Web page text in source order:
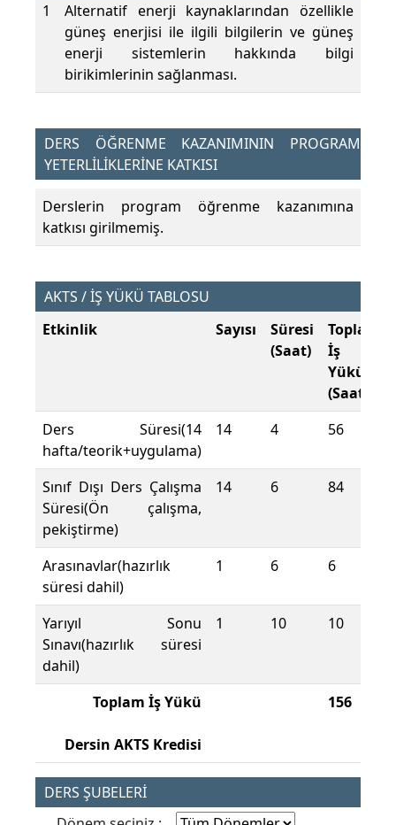
1
Alternatif enerji kaynaklarından özellikle
güneş enerjisi ile ilgili bilgilerin ve güneş
enerji sistemlerin hakkında bilgi
birikimlerinin sağlanması.
DERS ÖĞRENME KAZANIMININ PROGRAM
YETERLİLİKLERİNE KATKISI
Derslerin program öğrenme kazanımına
katkısı girilmemiş.
AKTS / İŞ YÜKÜ TABLOSU
Etkinlik
Sayısı
Süresi
(Saat)
Toplam
İş
Yükü
(Saat)
Ders Süresi(14
hafta/teorik+uygulama)
14 4 56
Sınıf Dışı Ders Çalışma
Süresi(Ön çalışma,
pekiştirme)
14 6 84
Arasınavlar(hazırlık
süresi dahil)
1 6 6
Yarıyıl Sonu
Sınavı(hazırlık süresi
dahil)
1 10 10
Toplam İş Yükü
Dersin AKTS Kredisi
156
DERS ŞUBELERİ